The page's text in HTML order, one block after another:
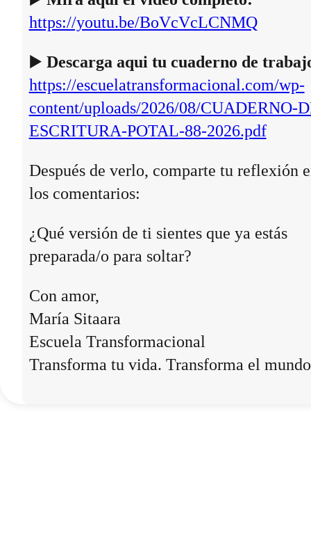
https://youtu.be/BoVcVcLCNMQ
▶️ Descarga aqui tu cuaderno de
https://escuelatransformacional.com/wp-
content/uploads/2026/08/CUADERNO-
ESCRITURA-POTAL-88-2026.pdf
Después de verlo, comparte tu reflexión
los comentarios:
¿Qué versión de ti sientes que ya estás
preparada/o para soltar?
Con amor,
María Sitaara
Escuela Transformacional
Transforma tu vida. Transforma el